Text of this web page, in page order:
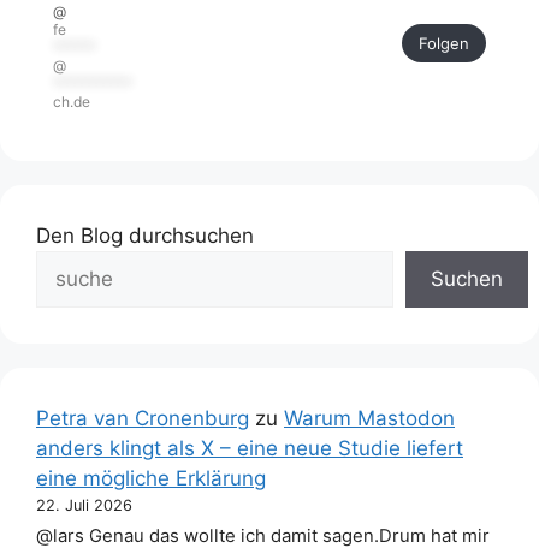
@
fe
@
ch.de
Folgen
Den Blog durchsuchen
Suchen
Petra van Cronenburg zu Warum Mastodon
anders klingt als X – eine neue Studie liefert
eine mögliche Erklärung
22. Juli 2026
@lars Genau das wollte ich damit sagen.Drum hat mir